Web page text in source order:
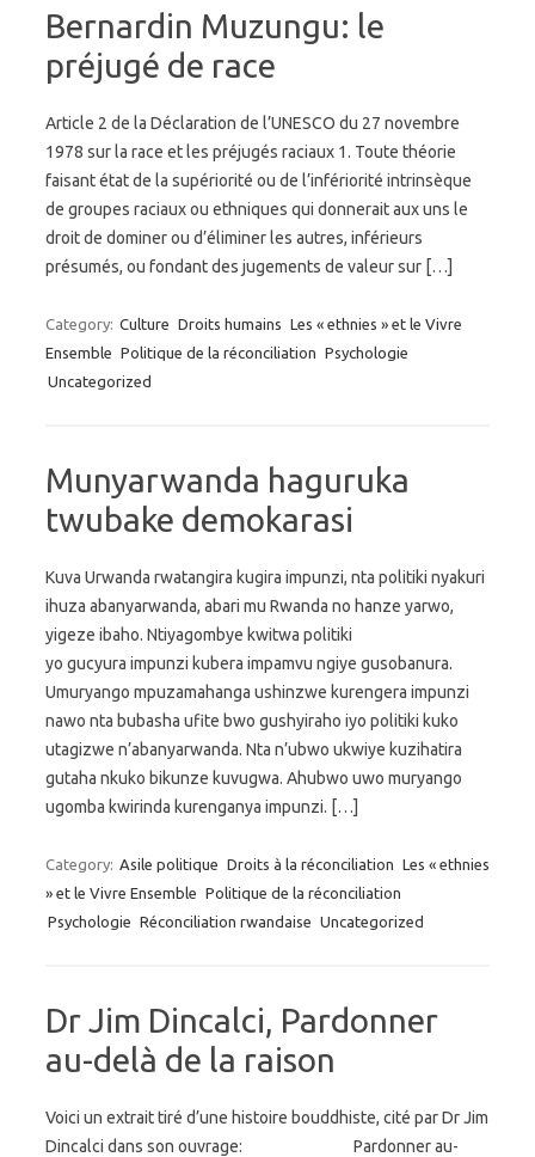
Bernardin Muzungu: le
préjugé de race
Article 2 de la Déclaration de l’UNESCO du 27 novembre
1978 sur la race et les préjugés raciaux 1. Toute théorie
faisant état de la supériorité ou de l’infériorité intrinsèque
de groupes raciaux ou ethniques qui donnerait aux uns le
droit de dominer ou d’éliminer les autres, inférieurs
présumés, ou fondant des jugements de valeur sur […]
Category: Culture Droits humains Les « ethnies » et le Vivre
Ensemble Politique de la réconciliation Psychologie
Uncategorized
Munyarwanda haguruka
twubake demokarasi
Kuva Urwanda rwatangira kugira impunzi, nta politiki nyakuri
ihuza abanyarwanda, abari mu Rwanda no hanze yarwo,
yigeze ibaho. Ntiyagombye kwitwa politiki
yo gucyura impunzi kubera impamvu ngiye gusobanura.
Umuryango mpuzamahanga ushinzwe kurengera impunzi
nawo nta bubasha ufite bwo gushyiraho iyo politiki kuko
utagizwe n’abanyarwanda. Nta n’ubwo ukwiye kuzihatira
gutaha nkuko bikunze kuvugwa. Ahubwo uwo muryango
ugomba kwirinda kurenganya impunzi. […]
Category: Asile politique Droits à la réconciliation Les « ethnies
» et le Vivre Ensemble Politique de la réconciliation
Psychologie Réconciliation rwandaise Uncategorized
Dr Jim Dincalci, Pardonner
au-delà de la raison
Voici un extrait tiré d’une histoire bouddhiste, cité par Dr Jim
Dincalci dans son ouvrage: Pardonner au-